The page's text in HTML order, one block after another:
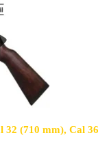
32 (710 mm), Cal 36